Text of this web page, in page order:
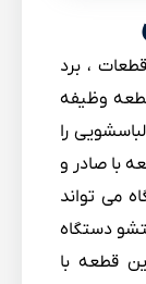
، برد
وظیفه
را
با صادر و
می تواند
دستگاه
قطعه با